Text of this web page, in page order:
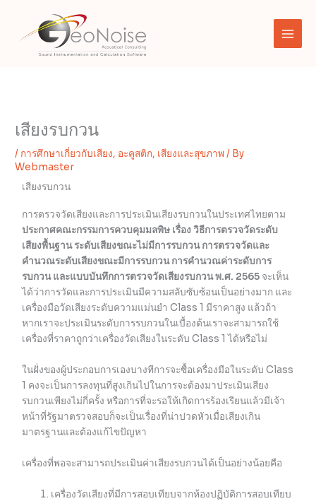
content
เสียงรบกวน
/ การศึกษาเกี่ยวกับเสียง, อะคูสติก, เสียงและสุขภาพ / By
Webmaster
เสียงรบกวน
การตรวจวัดเสียงและการประเมินเสียงรบกวนในประเทศไทยตาม
ประกาศคณะกรรมการควบคุมมลพิษ เรื่อง วิธีการตรวจวัดระดับ
เสียงพื้นฐาน ระดับเสียงขณะไม่มีการรบกวน การตรวจวัดและ
คำนวณระดับเสียงขณะมีการรบกวน การคำนวณค่าระดับการ
รบกวน และแบบบันทึกการตรวจวัดเสียงรบกวน พ.ศ. 2565 จะเห็น
ได้ว่าการวัดและการประเมินมีความสลับซับซ้อนเป็นอย่างมาก และ
เครื่องมือวัดเสียงระดับความแม่นยำ Class 1 มีราคาสูง แล้วถ้า
หากเราจะประเมินระดับการรบกวนในเบื้องต้นเราจะสามารถใช้
เครื่องที่ราคาถูกว่าเครื่องวัดเสียงในระดับ Class 1 ได้หรือไม่
ในฝั่งของผู้ประกอบการเองบางทีการจะซื้อเครื่องมือในระดับ Class
1 คงจะเป็นการลงทุนที่สูงเกินไปในการจะต้องมาประเมินเสียง
รบกวนเพียงไม่กี่ครั้ง หรือการที่จะรอให้เกิดการร้องเรียนแล้วมีเจ้า
หน้าที่รัฐมาตรวจสอบก็จะเป็นเรื่องที่น่าปวดหัวเมื่อเสียงเกิน
มาตรฐานและต้องแก้ไขปัญหา
เครื่องที่พอจะสามารถประเมินค่าเสียงรบกวนได้เป็นอย่างน้อยคือ
เครื่องวัดเสียงที่มีการสอบเทียบจากห้องปฏิบัติการสอบเทียบ